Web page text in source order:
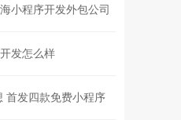
小程序开发外包公司
发怎么样
首发四款免费小程序